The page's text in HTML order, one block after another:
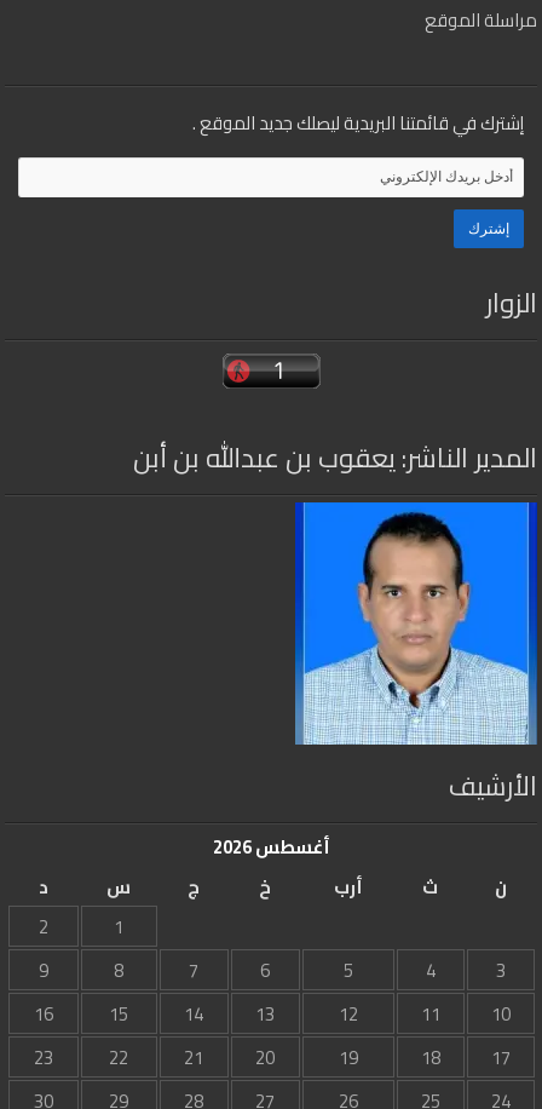
مراسلة الموقع
إشترك في قائمتنا البريدية ليصلك جديد الموقع .
الزوار
المدير الناشر: يعقوب بن عبدالله بن أبن
الأرشيف
أغسطس 2026
ن
ث أرب خ ج س
د
1
2
3
4
5
6
7
8
9
10
11
12
13
14
15
16
17
18
19
20
21
22
23
24
25
26
27
28
29
30